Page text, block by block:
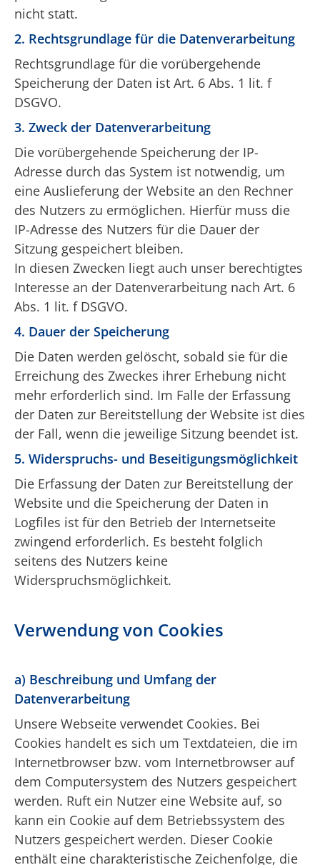
nicht statt.
2. Rechtsgrundlage für die Datenverarbeitung
Rechtsgrundlage für die vorübergehende
Speicherung der Daten ist Art. 6 Abs. 1 lit. f
DSGVO.
3. Zweck der Datenverarbeitung
Die vorübergehende Speicherung der IP-
Adresse durch das System ist notwendig, um
eine Auslieferung der Website an den Rechner
des Nutzers zu ermöglichen. Hierfür muss die
IP-Adresse des Nutzers für die Dauer der
Sitzung gespeichert bleiben.
In diesen Zwecken liegt auch unser berechtigtes
Interesse an der Datenverarbeitung nach Art. 6
Abs. 1 lit. f DSGVO.
4. Dauer der Speicherung
Die Daten werden gelöscht, sobald sie für die
Erreichung des Zweckes ihrer Erhebung nicht
mehr erforderlich sind. Im Falle der Erfassung
der Daten zur Bereitstellung der Website ist dies
der Fall, wenn die jeweilige Sitzung beendet ist.
5. Widerspruchs- und Beseitigungsmöglichkeit
Die Erfassung der Daten zur Bereitstellung der
Website und die Speicherung der Daten in
Logfiles ist für den Betrieb der Internetseite
zwingend erforderlich. Es besteht folglich
seitens des Nutzers keine
Widerspruchsmöglichkeit.
Verwendung von Cookies
a) Beschreibung und Umfang der
Datenverarbeitung
Unsere Webseite verwendet Cookies. Bei
Cookies handelt es sich um Textdateien, die im
Internetbrowser bzw. vom Internetbrowser auf
dem Computersystem des Nutzers gespeichert
werden. Ruft ein Nutzer eine Website auf, so
kann ein Cookie auf dem Betriebssystem des
Nutzers gespeichert werden. Dieser Cookie
enthält eine charakteristische Zeichenfolge, die